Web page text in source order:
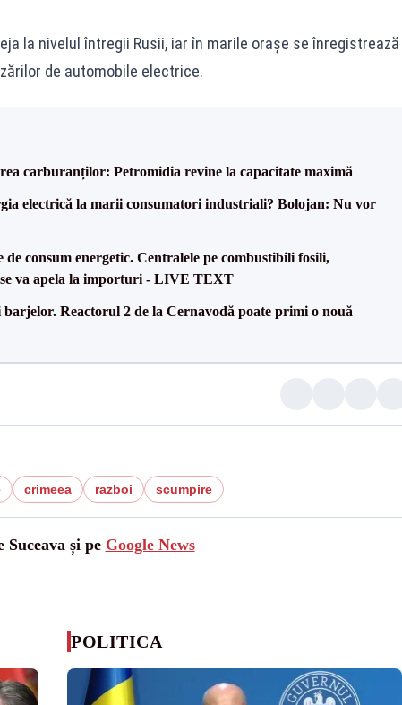
la nivelul întregii Rusii, iar în marile orașe se înregistrează
de automobile electrice.
carburanților: Petromidia revine la capacitate maximă
electrică la marii consumatori industriali? Bolojan: Nu vor
consum energetic. Centralele pe combustibili fosili,
va apela la importuri - LIVE TEXT
Reactorul 2 de la Cernavodă poate primi o nouă
crimeea razboi scumpire
și pe Google News
POLITICA